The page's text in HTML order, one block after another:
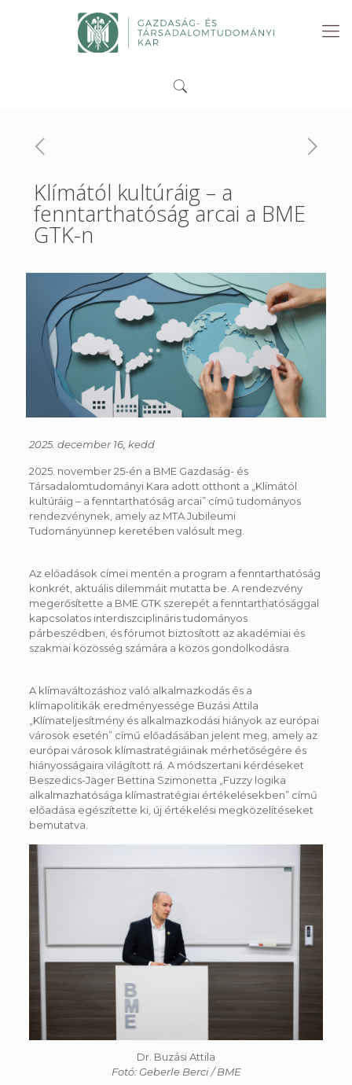
Klímától kultúráig – a
fenntarthatóság arcai a BME
GTK-n
2025. december 16, kedd
2025. november 25-én a BME Gazdaság- és
Társadalomtudományi Kara adott otthont a „Klímától
kultúráig – a fenntarthatóság arcai” című tudományos
rendezvénynek, amely az MTA Jubileumi
Tudományünnep keretében valósult meg.
Az előadások címei mentén a program a fenntarthatóság
konkrét, aktuális dilemmáit mutatta be. A rendezvény
megerősítette a BME GTK szerepét a fenntarthatósággal
kapcsolatos interdiszciplináris tudományos
párbeszédben, és fórumot biztosított az akadémiai és
szakmai közösség számára a közös gondolkodásra.
A klímaváltozáshoz való alkalmazkodás és a
klímapolitikák eredményessége Buzási Attila
„Klímateljesítmény és alkalmazkodási hiányok az európai
városok esetén” című előadásában jelent meg, amely az
európai városok klímastratégiáinak mérhetőségére és
hiányosságaira világított rá. A módszertani kérdéseket
Beszedics-Jäger Bettina Szimonetta „Fuzzy logika
alkalmazhatósága klímastratégiai értékelésekben” című
előadása egészítette ki, új értékelési megközelítéseket
bemutatva.
Dr. Buzási Attila
Fotó: Geberle Berci / BME